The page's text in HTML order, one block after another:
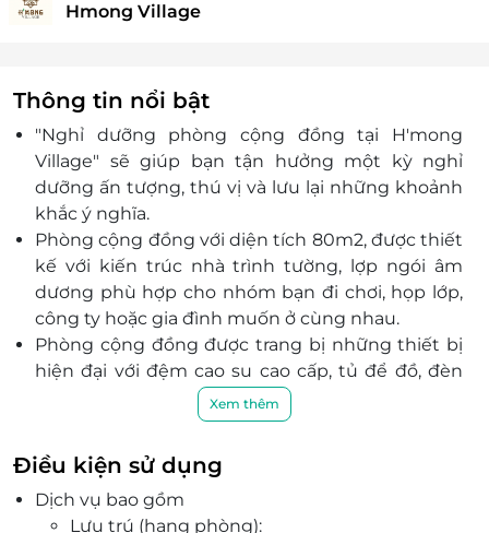
Hmong Village
Thông tin nổi bật
"Nghỉ dưỡng phòng cộng đồng tại H'mong
Village" sẽ giúp bạn tận hưởng một kỳ nghỉ
dưỡng ấn tượng, thú vị và lưu lại những khoảnh
khắc ý nghĩa.
Phòng cộng đồng với diện tích 80m2, được thiết
kế với kiến trúc nhà trình tường, lợp ngói âm
dương phù hợp cho nhóm bạn đi chơi, họp lớp,
công ty hoặc gia đình muốn ở cùng nhau.
Phòng cộng đồng được trang bị những thiết bị
hiện đại với đệm cao su cao cấp, tủ để đồ, đèn
đọc sách, nhà vệ sinh sạch sẽ,...
Khu nghỉ dưỡngH'mong Village
20ha chia làm hai khu: gồm 25 bungalow & khu
nhà nghỉ cộng đồng có sức chứa 50 người, cung
cấp đầy đủ các dịch vụ nghỉ dưỡng, tham quan,
ẩm thực, giải trí và trải nghiệm văn hóa vùng cao.
Xem thêm
Điều kiện sử dụng
Dịch vụ bao gồm
Lưu trú (hạng phòng):